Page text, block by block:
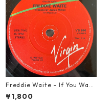
Freddie Waite - If You Want
My Love【7-21943】
¥1,800